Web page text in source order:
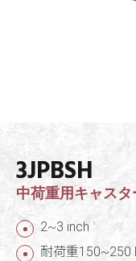
3JPBSH
中荷重用キャスタ
2~3 inch
耐荷重150~250